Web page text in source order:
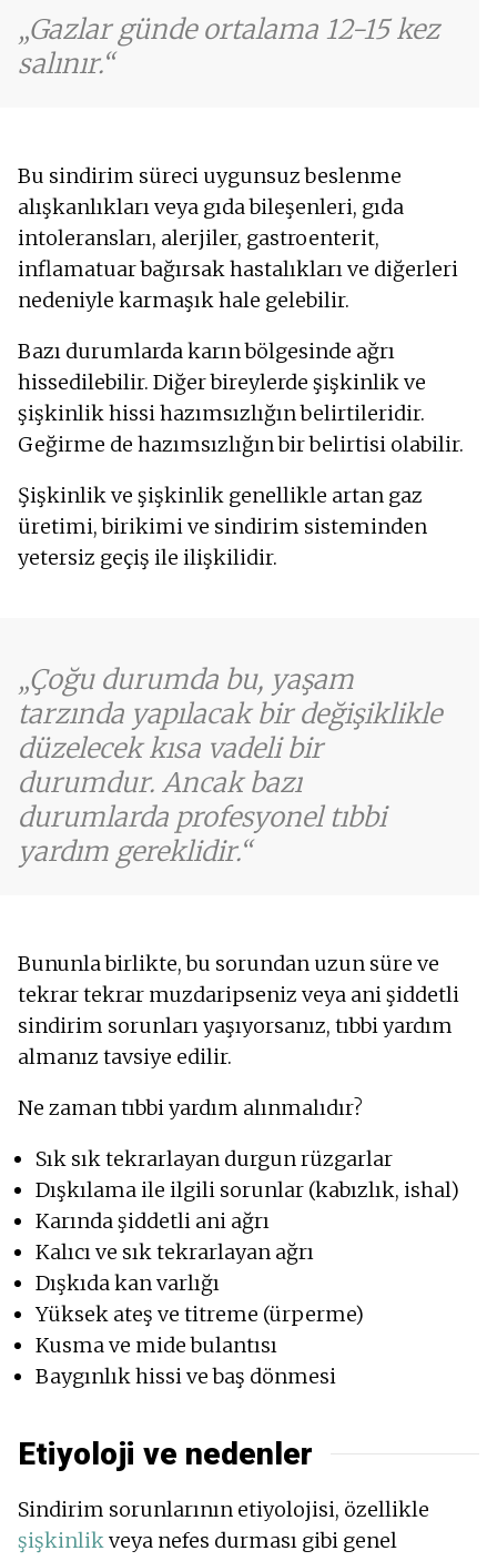
Gazlar günde ortalama 12-15 kez
salınır.
Bu sindirim süreci uygunsuz beslenme
alışkanlıkları veya gıda bileşenleri, gıda
intoleransları, alerjiler, gastroenterit,
inflamatuar bağırsak hastalıkları ve diğerleri
nedeniyle karmaşık hale gelebilir.
Bazı durumlarda karın bölgesinde ağrı
hissedilebilir. Diğer bireylerde şişkinlik ve
şişkinlik hissi hazımsızlığın belirtileridir.
Geğirme de hazımsızlığın bir belirtisi olabilir.
Şişkinlik ve şişkinlik genellikle artan gaz
üretimi, birikimi ve sindirim sisteminden
yetersiz geçiş ile ilişkilidir.
Çoğu durumda bu, yaşam
tarzında yapılacak bir değişiklikle
düzelecek kısa vadeli bir
durumdur. Ancak bazı
durumlarda profesyonel tıbbi
yardım gereklidir.
Bununla birlikte, bu sorundan uzun süre ve
tekrar tekrar muzdaripseniz veya ani şiddetli
sindirim sorunları yaşıyorsanız, tıbbi yardım
almanız tavsiye edilir.
Ne zaman tıbbi yardım alınmalıdır?
Sık sık tekrarlayan durgun rüzgarlar
Dışkılama ile ilgili sorunlar (kabızlık, ishal)
Karında şiddetli ani ağrı
Kalıcı ve sık tekrarlayan ağrı
Dışkıda kan varlığı
Yüksek ateş ve titreme (ürperme)
Kusma ve mide bulantısı
Baygınlık hissi ve baş dönmesi
Etiyoloji ve nedenler
Sindirim sorunlarının etiyolojisi, özellikle
şişkinlik veya nefes durması gibi genel